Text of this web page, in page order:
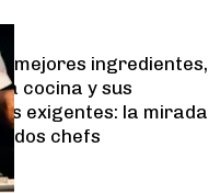
mejores ingredientes,
la cocina y sus
exigentes: la mirada
chefs